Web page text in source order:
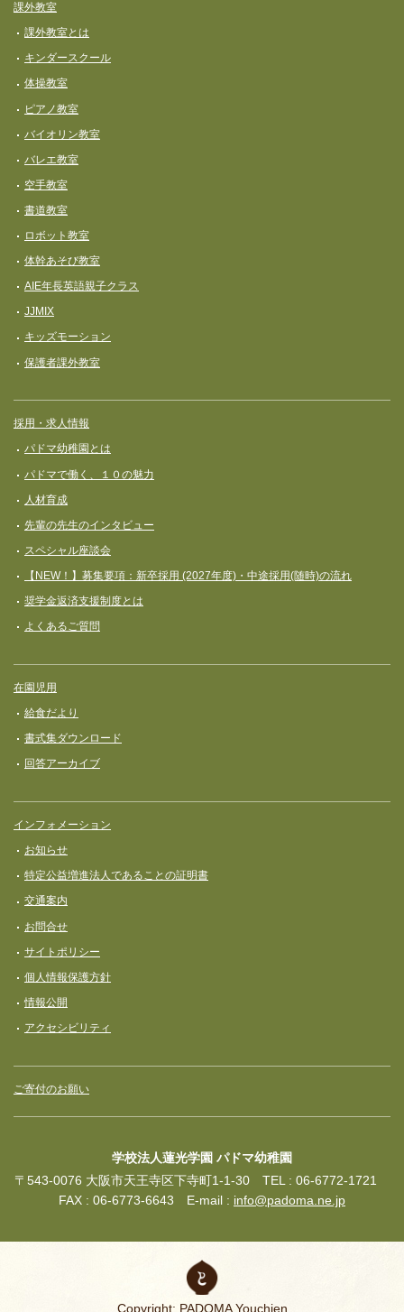
課外教室
課外教室とは
キンダースクール
体操教室
ピアノ教室
バイオリン教室
バレエ教室
空手教室
書道教室
ロボット教室
体幹あそび教室
AIE年長英語親子クラス
JJMIX
キッズモーション
保護者課外教室
採用・求人情報
パドマ幼稚園とは
パドマで働く、１０の魅力
人材育成
先輩の先生のインタビュー
スペシャル座談会
【NEW！】募集要項：新卒採用 (2027年度)・中途採用(随時)の流れ
奨学⾦返済⽀援制度とは
よくあるご質問
在園児用
給食だより
書式集ダウンロード
回答アーカイブ
インフォメーション
お知らせ
特定公益増進法人であることの証明書
交通案内
お問合せ
サイトポリシー
個人情報保護方針
情報公開
アクセシビリティ
ご寄付のお願い
学校法人蓮光学園 パドマ幼稚園
〒543-0076 大阪市天王寺区下寺町1-1-30 TEL : 06-6772-1721
FAX : 06-6773-6643 E-mail : info@padoma.ne.jp
Copyright: PADOMA Youchien